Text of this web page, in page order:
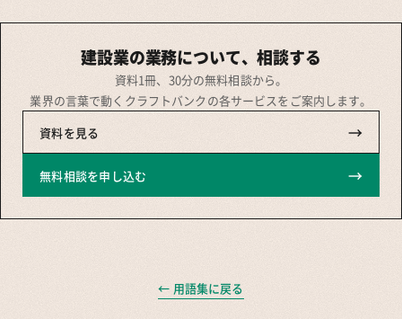
建設業の業務について、相談する
資料1冊、30分の無料相談から。
業界の言葉で動くクラフトバンクの各サービスをご案内します。
資料を見る
→
無料相談を申し込む →
← 用語集に戻る